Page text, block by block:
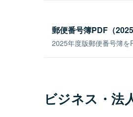
郵便番号簿PDF（2025
2025年度版郵便番号簿を
ビジネス・法